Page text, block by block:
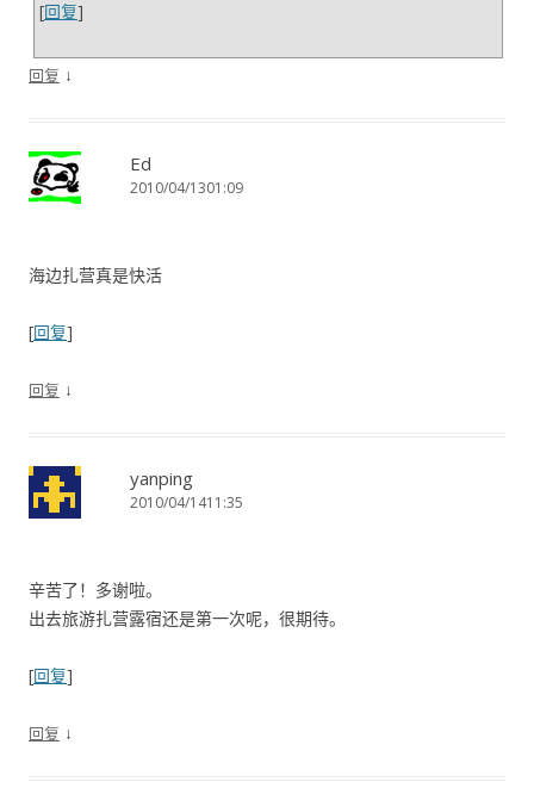
[回复]
回复 ↓
Ed
2010/04/1301:09
海边扎营真是快活
[回复]
回复 ↓
yanping
2010/04/1411:35
辛苦了！多谢啦。
出去旅游扎营露宿还是第一次呢，很期待。
[回复]
回复 ↓